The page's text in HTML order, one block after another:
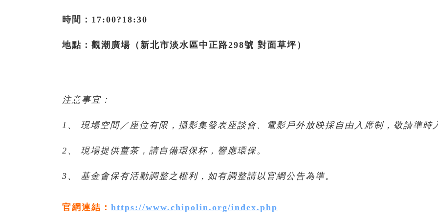
時間：17:00?18:30
地點：觀潮廣場（新北市淡水區中正路298號 對面草坪）
注意事宜：
1、 現場空間／座位有限，攝影集發表座談會、電影戶外放映採自由入席制，敬請準時
2、 現場提供薑茶，請自備環保杯，響應環保。
3、 基金會保有活動調整之權利，如有調整請以官網公告為準。
官網連結： https://www.chipolin.org/index.php